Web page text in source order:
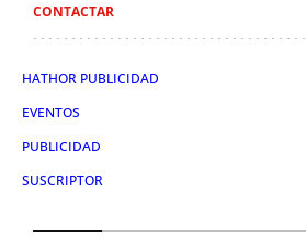
CONTACTAR
HATHOR PUBLICIDAD
EVENTOS
PUBLICIDAD
SUSCRIPTOR